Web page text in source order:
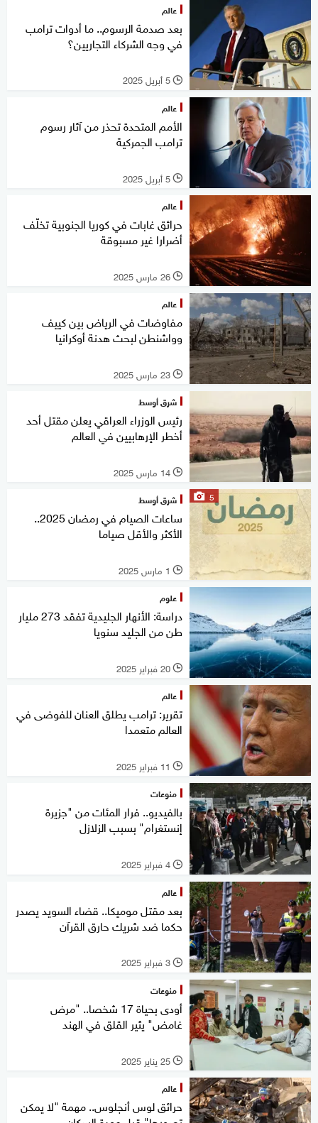
عالم
بعد صدمة الرسوم.. ما أدوات ترامب
في وجه الشركاء التجاريين؟
l 5 أبريل 2025
عالم
الأمم المتحدة تحذر من آثار رسوم
ترامب الجمركية
l 5 أبريل 2025
عالم
حرائق غابات في كوريا الجنوبية تخلّف
أضرارا غير مسبوقة
l 26 مارس 2025
عالم
مفاوضات في الرياض بين كييف
وواشنطن لبحث هدنة أوكرانيا
l 23 مارس 2025
شرق أوسط
رئيس الوزراء العراقي يعلن مقتل أحد
أخطر الإرهابيين في العالم
l 14 مارس 2025
5 شرق أوسط
ساعات الصيام في رمضان 2025..
الأكثر والأقل صياما
l 1 مارس 2025
علوم
دراسة: الأنهار الجليدية تفقد 273 مليار
طن من الجليد سنويا
l 20 فبراير 2025
عالم
تقرير: ترامب يطلق العنان للفوضى في
العالم متعمدا
l 11 فبراير 2025
منوعات
بالفيديو.. فرار المئات من "جزيرة
إنستغرام" بسبب الزلازل
l 4 فبراير 2025
عالم
بعد مقتل موميكا.. قضاء السويد يصدر
حكما ضد شريك حارق القرآن
l 3 فبراير 2025
منوعات
أودى بحياة 17 شخصا.. "مرض
غامض" يثير القلق في الهند
l 25 يناير 2025
عالم
حرائق لوس أنجلوس.. مهمة "لا يمكن